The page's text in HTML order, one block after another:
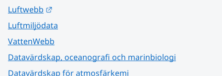
Luftwebb
Luftmiljödata
VattenWebb
Datavärdskap, oceanografi och marinbiologi
Datavärdskap för atmosfärkemi